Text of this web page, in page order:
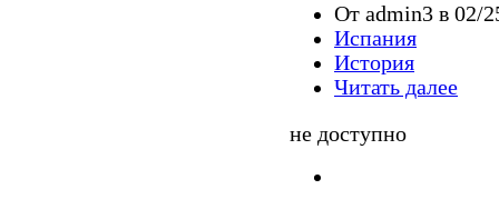
От admin3 в 02/
Испания
История
Читать далее
не доступно